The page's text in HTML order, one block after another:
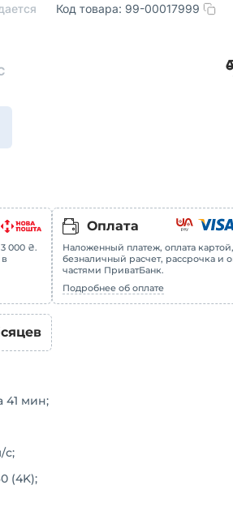
Код товара: 99-00017999
000 ₴.
Оплата
Наложенный платеж, оплата картой,
безналичный расчет, рассрочка и
частями ПриватБанк.
Подробнее об оплате
41 мин;
с;
(4K);